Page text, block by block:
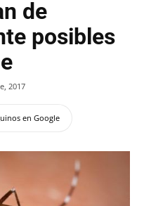
de
posibles
2017
en Google